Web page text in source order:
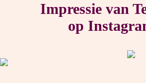
Impressie van
op